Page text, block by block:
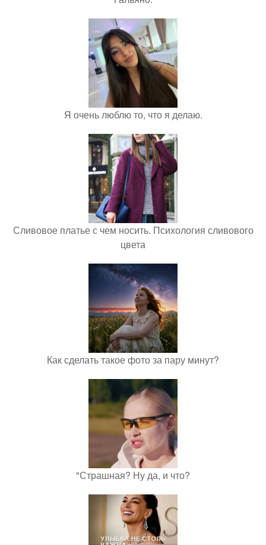
Я очень люблю то, что я делаю.
Сливовое платье с чем носить. Психология сливового
цвета
Как сделать такое фото за пару минут?
"Страшная? Ну да, и что?